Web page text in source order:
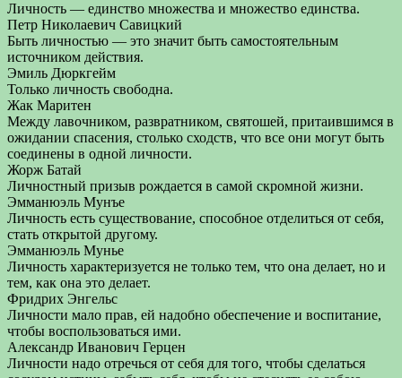
Личность — единство множества и множество единства.
Петр Николаевич Савицкий
Быть личностью — это значит быть самостоятельным
источником действия.
Эмиль Дюркгейм
Только личность свободна.
Жак Маритен
Между лавочником, развратником, святошей, притаившимся в
ожидании спасения, столько сходств, что все они могут быть
соединены в одной личности.
Жорж Батай
Личностный призыв рождается в самой скромной жизни.
Эмманюэль Мунъе
Личность есть существование, способное отделиться от себя,
стать открытой другому.
Эмманюэль Мунье
Личность характеризуется не только тем, что она делает, но и
тем, как она это делает.
Фридрих Энгельс
Личности мало прав, ей надобно обеспечение и воспитание,
чтобы воспользоваться ими.
Александр Иванович Герцен
Личности надо отречься от себя для того, чтобы сделаться